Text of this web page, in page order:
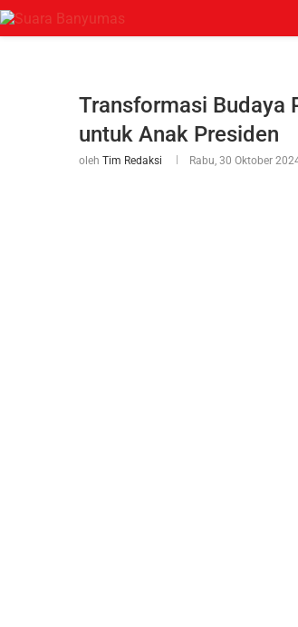
Transformasi Budaya
untuk Anak Presiden
oleh Tim Redaksi Rabu, 30 Oktober